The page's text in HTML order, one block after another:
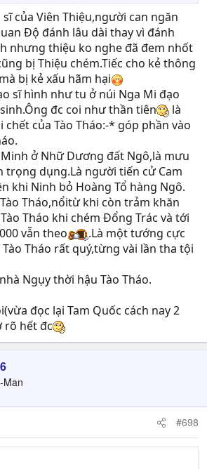
của Viên Thiệu,người can ngăn
Độ đánh lâu dài thay vì đánh
nhưng thiệu ko nghe đã đem nhốt
bị Thiệu chém.Tiếc cho kẻ thông
bị kẻ xấu hãm hại
sĩ hình như tu ở núi Nga Mi đạo
đc coi như thần tiên
là
của Tào Tháo:-* góp phần vào
ở Nhữ Dương đất Ngô,là mưu
trọng dụng.Là người tiến cử Cam
khi Ninh bỏ Hoàng Tổ hàng Ngô.
Tháo,nổitừ khi còn trảm khăn
Tháo khi chém Đổng Trác và tới
vẫn theo
.Là một tướng cực
Tháo rất quý,từng vài lần tha tội
Ngụy thời hậu Tào Tháo.
đọc lại Tam Quốc cách nay 2
rõ hết đc
Man
#698